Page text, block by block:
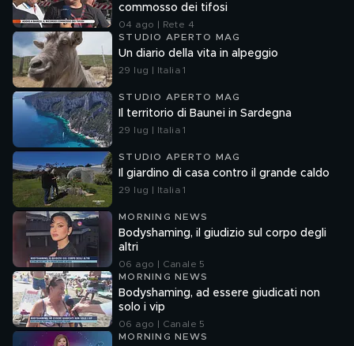
commosso dei tifosi
04 ago | Rete 4
STUDIO APERTO MAG
Un diario della vita in alpeggio
29 lug | Italia 1
STUDIO APERTO MAG
Il territorio di Baunei in Sardegna
29 lug | Italia 1
STUDIO APERTO MAG
Il giardino di casa contro il grande caldo
29 lug | Italia 1
MORNING NEWS
Bodyshaming, il giudizio sul corpo degli
altri
06 ago | Canale 5
MORNING NEWS
Bodyshaming, ad essere giudicati non
solo i vip
06 ago | Canale 5
MORNING NEWS